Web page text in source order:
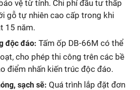
vệ từ tính. Chi phí đầu tư thấp
gỗ tự nhiên cao cấp trong khi
15 năm.
độc đáo: Tấm ốp DB-66M có thể
cho phép thi công trên các bề
điểm nhấn kiến trúc độc đáo.
sạch sẽ: Quá trình lắp đặt đơn